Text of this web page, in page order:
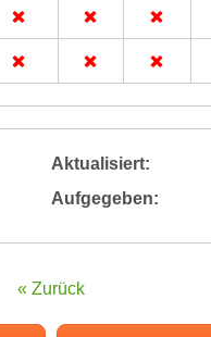
Aktualisiert:
Aufgegeben:
« Zurück